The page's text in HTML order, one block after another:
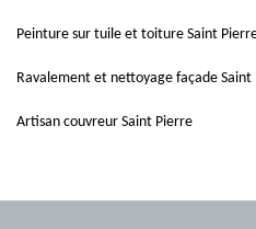
Peinture sur tuile et toiture Saint
Ravalement et nettoyage façade Saint
Artisan couvreur Saint Pierre